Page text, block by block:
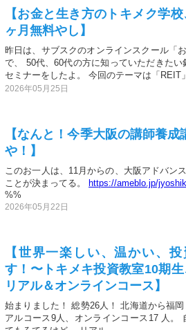
【お金と生き方のトキメク学
ヶ月無料やし】
昨日は、サブスクのオンラインスクール「
で、 50代、60代の方に知っていただきた
セミナーをしたよ。 今回のテーマは「REIT
2026年05月25日
【なんと！今季大阪の講師養
や！】
このお一人は、11月からの、大阪アドバン
ことが決まってる。
https://ameblo.jp/
%%
2026年05月22日
【世界一楽しい、温かい、
す！〜トキメキ投資教室10期
リアル＆オンラインコース】
始まりました！ 総勢26人！ 北海道から福
アルコース9人、オンラインコース17 人。